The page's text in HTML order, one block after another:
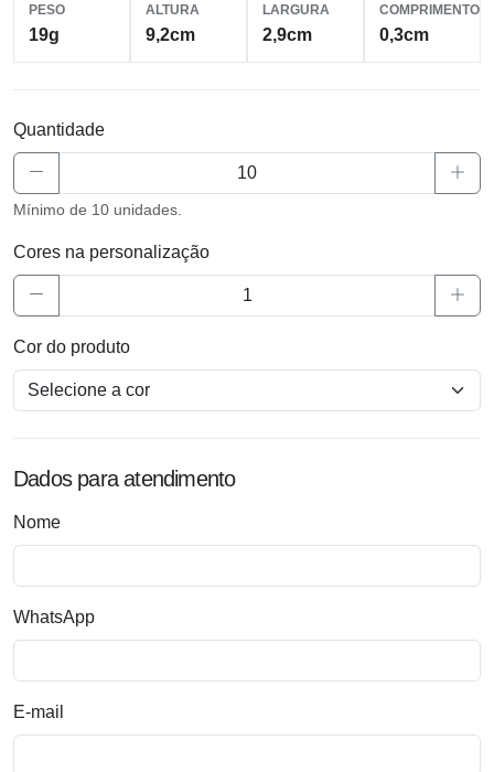
PESO
19g
ALTURA
9,2cm
LARGURA
2,9cm
COMPRIMENTO
0,3cm
Quantidade
Mínimo de 10 unidades.
Cores na personalização
Cor do produto
Dados para atendimento
Nome
WhatsApp
E-mail